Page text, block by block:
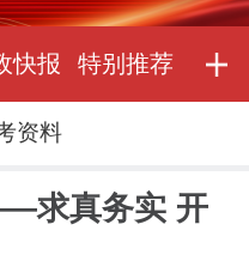
快报 特别推荐
资料
求真务实 开